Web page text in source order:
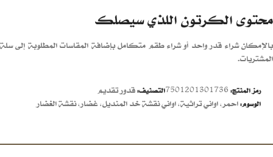
محتوى الكرتون اللذي سيصلك
بالإمكان شراء قدر واحد أو شراء طقم متكامل بإضافة المقاسات المطلوبة إلى سلة
المشتريات.
رمز المنتج: 7501201301736التصنيف:قدور تقديم
الوسوم:احمر,اواني تراثية,اواني نقشة خد المنديل,غضار,نقشة الغضار